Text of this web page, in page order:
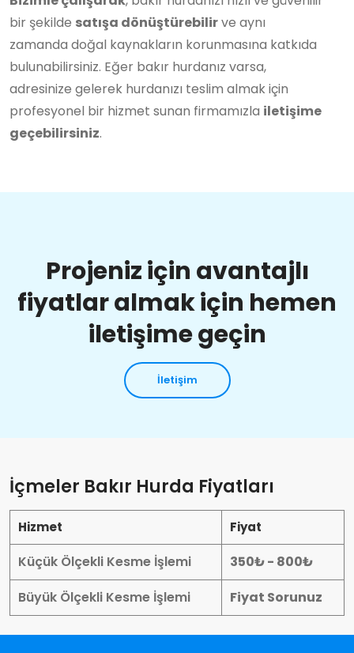
bir şekilde satışa dönüştürebilirve aynı
zamanda doğal kaynakların korunmasına katkıda
bulunabilirsiniz. Eğer bakır hurdanız varsa,
adresinize gelerek hurdanızı teslim almak için
profesyonel bir hizmet sunan firmamızla iletişime
geçebilirsiniz.
Projeniz için avantajlı
fiyatlar almak için hemen
iletişime geçin
İletişim
İçmeler Bakır Hurda Fiyatları
Hizmet Fiyat
Küçük Ölçekli Kesme İşlemi
350₺ - 800₺
Büyük Ölçekli Kesme İşlemi
Fiyat Sorunuz